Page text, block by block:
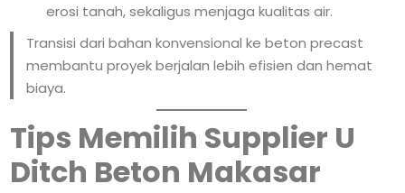
erosi tanah, sekaligus menjaga kualitas air.
Transisi dari bahan konvensional ke beton precast
membantu proyek berjalan lebih efisien dan hemat
biaya.
Tips Memilih Supplier U
Ditch Beton Makasar